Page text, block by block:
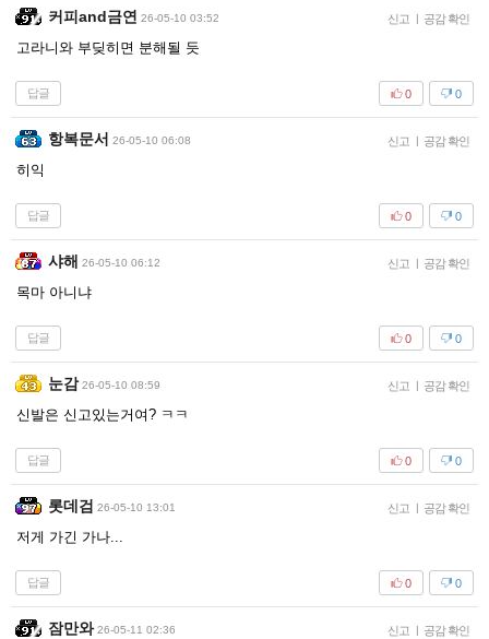
커피and금연 26-05-10 03:52 신고 | 공감 확인
고라니와 부딪히면 분해될 듯
답글 0
0
항복문서 26-05-10 06:08 신고 | 공감 확인
히익
답글 0
0
샤해 26-05-10 06:12 신고 | 공감 확인
목마 아니냐
답글 0
0
눈감 26-05-10 08:59 신고 | 공감 확인
신발은 신고있는거여? ㅋㅋ
답글 0
0
롯데검 26-05-10 13:01 신고 | 공감 확인
저게 가긴 가나...
답글 0
0
잠만와 26-05-11 02:36 신고 | 공감 확인